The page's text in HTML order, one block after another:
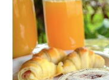
DA
MANHÃ
ESPECIAL
DIA
DAS